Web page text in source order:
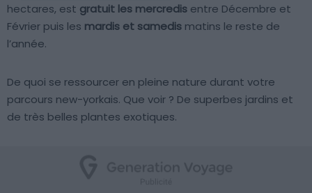
hectares, est gratuit les mercredis entre Décembre et
Février puis les mardis et samedis matins le reste de
l’année.
De quoi se ressourcer en pleine nature durant votre
parcours new-yorkais. Que voir ? De superbes jardins et
de très belles plantes exotiques.